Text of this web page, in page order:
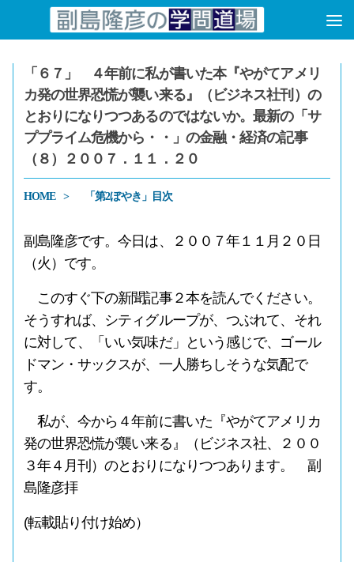
コンテンツへスキップ
「６７」 ４年前に私が書いた本『やがてアメリ
カ発の世界恐慌が襲い来る』（ビジネス社刊）の
とおりになりつつあるのではないか。最新の「サ
ププライム危機から・・」の金融・経済の記事
（８）２００７．１１．２０
HOME 「第2ぼやき」目次
副島隆彦です。今日は、２００７年１１月２０日
（火）です。
このすぐ下の新聞記事２本を読んでください。
そうすれば、シティグループが、つぶれて、それ
に対して、「いい気味だ」という感じで、ゴール
ドマン・サックスが、一人勝ちしそうな気配で
す。
私が、今から４年前に書いた『やがてアメリカ
発の世界恐慌が襲い来る』（ビジネス社、２００
３年４月刊）のとおりになりつつあります。 副
島隆彦拝
(転載貼り付け始め）